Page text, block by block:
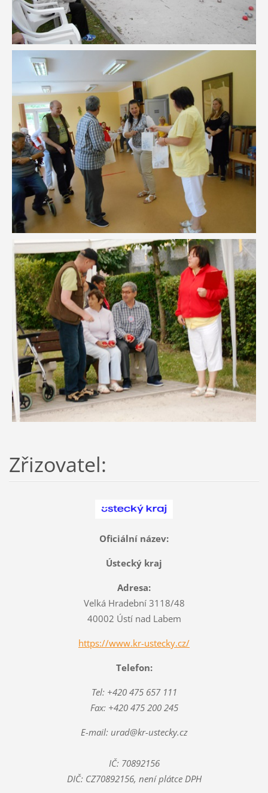
Zřizovatel:
Oficiální název:
Ústecký kraj
Adresa:
Velká Hradební 3118/48
40002 Ústí nad Labem
https://www.kr-ustecky.cz/
Telefon:
Tel: +420 475 657 111
Fax: +420 475 200 245
E-mail: urad@kr-ustecky.cz
IČ: 70892156
DIČ: CZ70892156, není plátce DPH